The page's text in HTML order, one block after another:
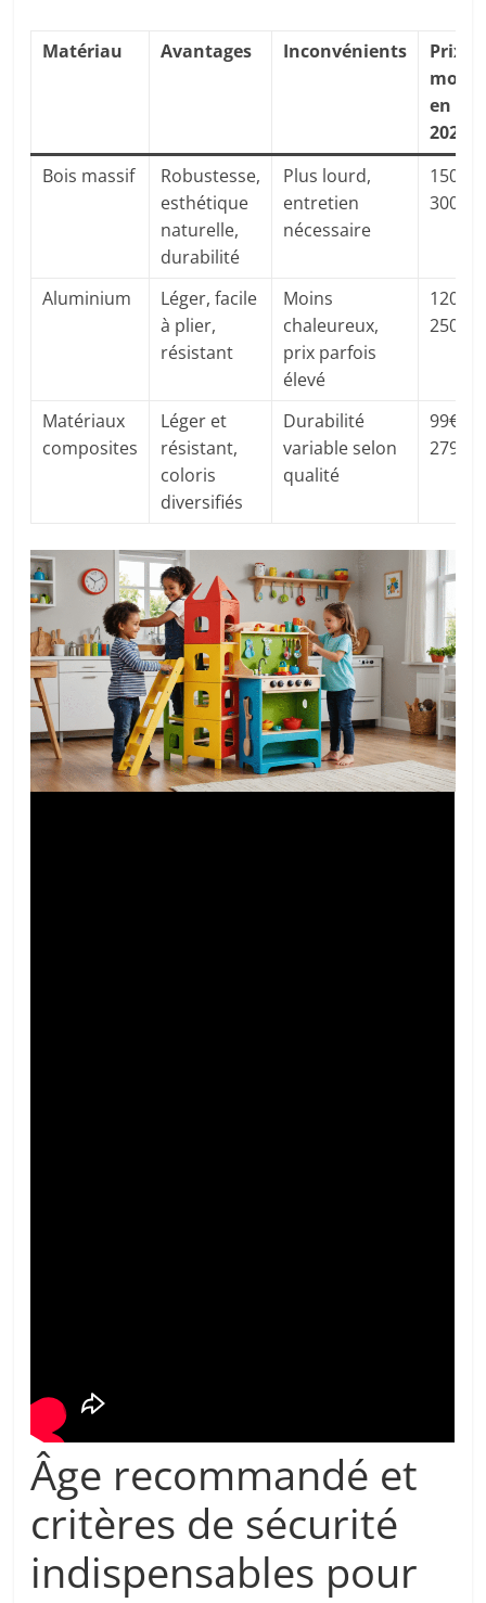
Matériau Avantages Inconvénients
Prix
en
2025
Bois massif
Robustesse,
esthétique
naturelle,
durabilité
Plus lourd,
entretien
nécessaire
150€ –
300€
Aluminium
Léger, facile
à plier,
résistant
Moins
chaleureux,
prix parfois
élevé
120€ –
250€
Matériaux
composites
Léger et
résistant,
coloris
diversifiés
Durabilité
variable selon
qualité
99€ –
279€
Âge recommandé et
critères de sécurité
indispensables pour